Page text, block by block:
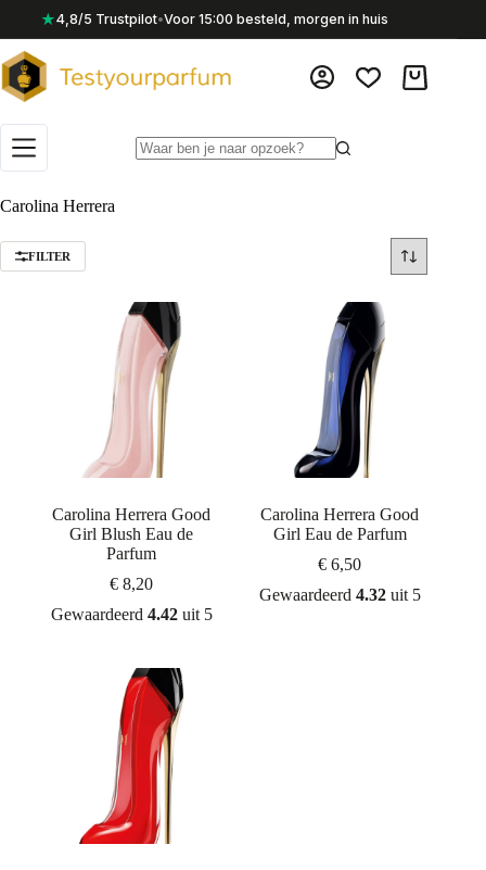
inhoud
★4,8/5 Trustpilot•Voor 15:00 besteld, morgen in huis
Carolina Herrera
FILTER
Carolina Herrera Good
Girl Blush Eau de
Parfum
€ 8,20
Gewaardeerd 4.42uit 5
Carolina Herrera Good
Girl Eau de Parfum
€ 6,50
Gewaardeerd 4.32uit 5